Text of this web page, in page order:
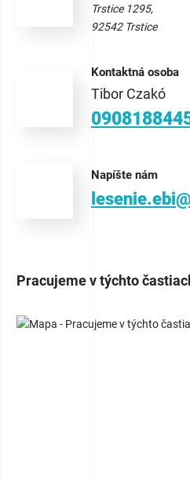
Trstice 1295,
92542 Trstice
Kontaktná osoba
Tibor Czakó
Napíšte nám
Pracujeme v týchto